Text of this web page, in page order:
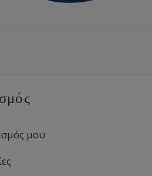
μου